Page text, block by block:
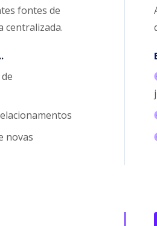
fontes de
centralizada.
novas